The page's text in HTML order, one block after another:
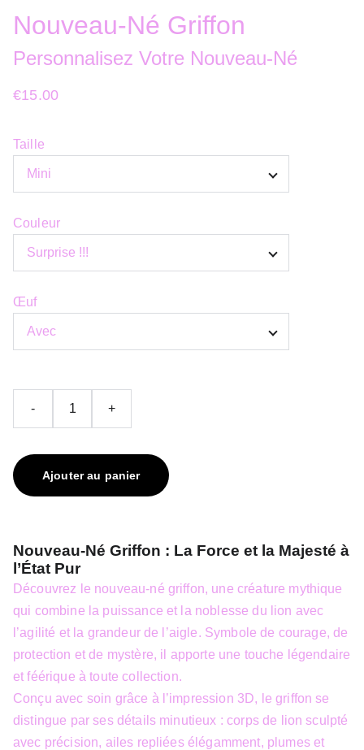
Nouveau-Né Griffon
Personnalisez Votre Nouveau-Né
€15.00
Taille
Couleur
Œuf
- +
Ajouter au panier
Nouveau-Né Griffon : La Force et la Majesté à
l’État Pur
Découvrez le nouveau-né griffon, une créature mythique
qui combine la puissance et la noblesse du lion avec
l’agilité et la grandeur de l’aigle. Symbole de courage, de
protection et de mystère, il apporte une touche légendaire
et féérique à toute collection.
Conçu avec soin grâce à l’impression 3D, le griffon se
distingue par ses détails minutieux : corps de lion sculpté
avec précision, ailes repliées élégamment, plumes et